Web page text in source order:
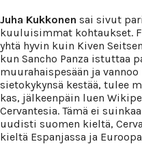
Juha Kukkonen sai sivut
kuuluisimmat kohtaukset.
yhtä hyvin kuin Kiven
kun Sancho Panza istuttaa
muurahaispesään ja
sietokykynsä kestää, tulee
kas, jälkeenpäin luen
Cervantesia. Tämä ei
uudisti suomen kieltä,
kieltä Espanjassa ja